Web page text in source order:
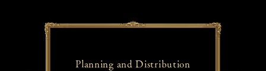
Planning andDistribution